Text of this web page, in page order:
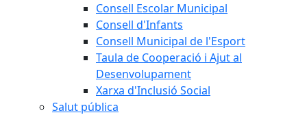
Consell Escolar Municipal
Consell d'Infants
Consell Municipal de l'Esport
Taula de Cooperació i Ajut al
Desenvolupament
Xarxa d'Inclusió Social
Salut pública